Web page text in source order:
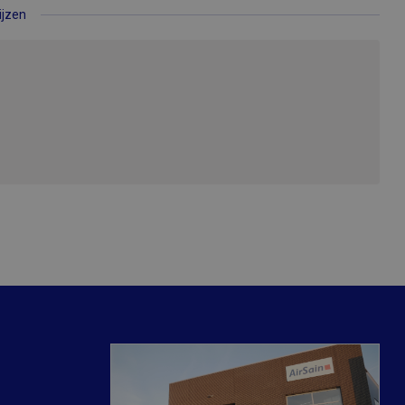
cookie wordt
gebruikers-ID.